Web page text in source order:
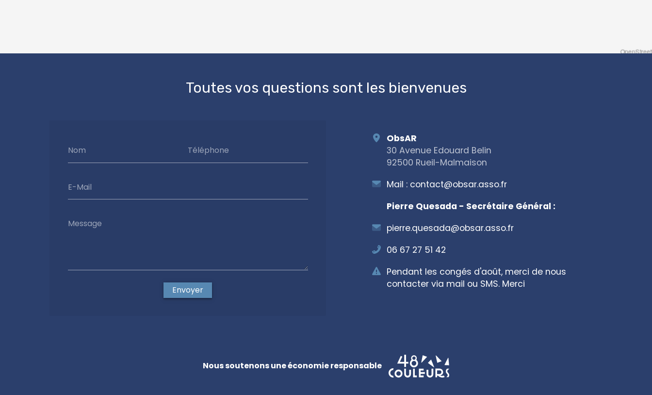
OpenStreetMap
Toutes vos questions sont les bienvenues
Nom Téléphone
E-Mail
Message
Envoyer
ObsAR
30 Avenue Edouard Belin
92500 Rueil-Malmaison
Mail : contact@obsar.asso.fr
Pierre Quesada - Secrétaire Général :
pierre.quesada@obsar.asso.fr
06 67 27 51 42
Pendant les congés d'août, merci de nous
contacter via mail ou SMS. Merci
Nous soutenons une économie responsable